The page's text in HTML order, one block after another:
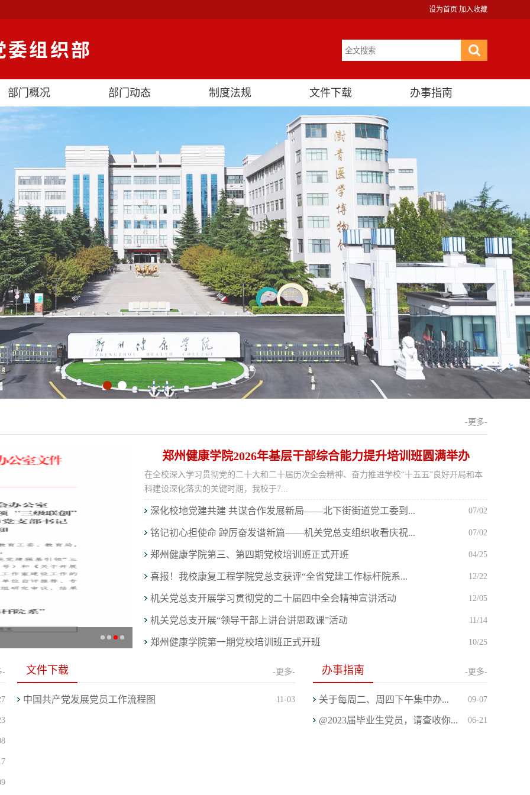
设为首页 加入收藏
部门概况 部门动态 制度法规 文件下载 办事指南
-更多-
郑州健康学院2026年基层干部综合能力提升培训班圆满举办
在全校深入学习贯彻党的二十大和二十届历次全会精神、奋力推进学校“十五五”良好开局和本
科建设深化落实的关键时期，我校于7...
深化校地党建共建 共谋合作发展新局——北下街街道党工委到... 07/02
铭记初心担使命 踔厉奋发谱新篇——机关党总支组织收看庆祝... 07/02
郑州健康学院第三、第四期党校培训班正式开班 04/25
喜报！我校康复工程学院党总支获评“全省党建工作标杆院系... 12/22
机关党总支开展学习贯彻党的二十届四中全会精神宣讲活动 12/05
机关党总支开展“领导干部上讲台讲思政课”活动 11/14
郑州健康学院第一期党校培训班正式开班 10/25
- 文件下载 -更多-
11-03
中国共产党发展党员工作流程图
办事指南 -更多-
09-07
关于每周二、周四下午集中办...
06-21
@2023届毕业生党员，请查收你...